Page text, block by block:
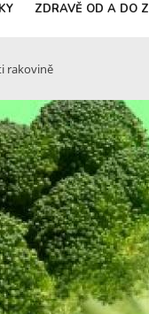
ZDRAVĚ OD A DO Z
rakovině